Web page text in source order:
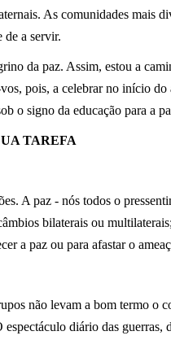
As comunidades mais
de a servir.
da paz. Assim, estou a
pois, a celebrar no início
o signo da educação para a
TAREFA
A paz - nós todos o
bilaterais ou
a paz ou para afastar o
não levam a bom termo o
diário das guerras,